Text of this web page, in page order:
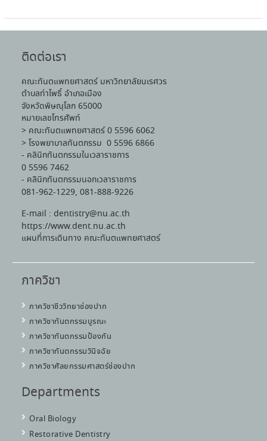
ติดต่อเรา
คณะทันตแพทยศาสตร์ มหาวิทยาลัยนเรศวร
ตำบลท่าโพธิ์ อำเภอเมือง
จังหวัดพิษณุโลก 65000
หมายเลขโทรศัพท์
> คณะทันตแพทยศาสตร์ 0 5596 6062
> โรงพยาบาลทันตกรรม 0 5596 6866
- คลินิกทันตกรรมในเวลาราชการ
0 5596 7462
- คลินิกทันตกรรมนอกเวลาราชการ
081-962-1229, 081-888-9226
E-mail : dentistry@nu.ac.th
https://www.dent.nu.ac.th
แผนที่การเดินทาง คณะทันตแพทยศาสตร์
ภาควิชา
ภาควิชาชีววิทยาช่องปาก
ภาควิชาทันตกรรมบูรณะ
ภาควิชาทันตกรรมป้องกัน
ภาควิชาทันตกรรมวินิจฉัย
ภาควิชาศัลยกรรมศาสตร์ช่องปาก
Departments
Oral Biology
Restorative Dentistry